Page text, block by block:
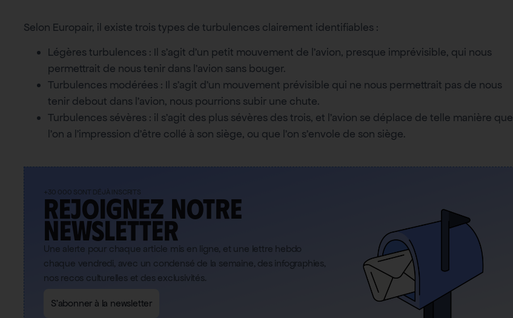
Selon Europair, il existe trois types de turbulences clairement identifiables :
Légères turbulences : Il s’agit d’un petit mouvement de l’avion, presque imprévisible, qui nous
permettrait de nous tenir dans l’avion sans bouger.
Turbulences modérées : Il s’agit d’un mouvement prévisible qui ne nous permettrait pas de nous
tenir debout dans l’avion, nous pourrions subir une chute.
Turbulences sévères : il s’agit des plus sévères des trois, et l’avion se déplace de telle manière que
l’on a l’impression d’être collé à son siège, ou que l’on s’envole de son siège.
+30 000 SONT DÉJÀ INSCRITS
Rejoignez notre
newsletter
Une alerte pour chaque article mis en ligne, et une lettre hebdo
chaque vendredi, avec un condensé de la semaine, des infographies,
nos recos culturelles et des exclusivités.
S'abonner à la newsletter